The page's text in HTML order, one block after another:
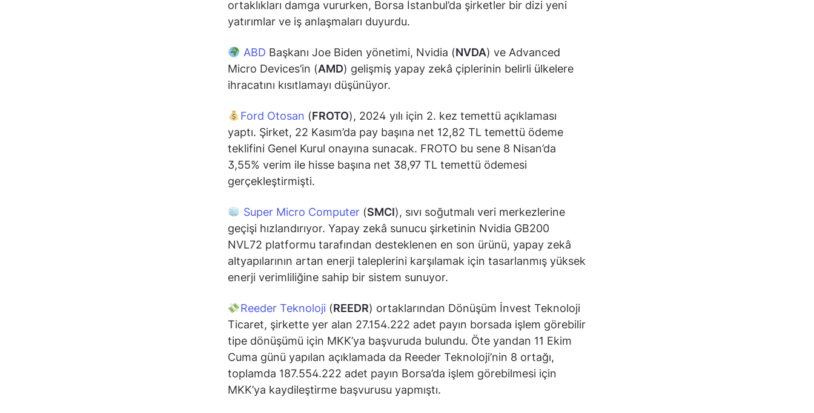
ortaklıkları damga vururken, Borsa İstanbul’da şirketler bir dizi yeni
yatırımlar ve iş anlaşmaları duyurdu.
ABD Başkanı Joe Biden yönetimi, Nvidia (NVDA) ve Advanced
Micro Devices’in (AMD) gelişmiş yapay zekâ çiplerinin belirli ülkelere
ihracatını kısıtlamayı düşünüyor.
Ford Otosan (FROTO), 2024 yılı için 2. kez temettü açıklaması
yaptı. Şirket, 22 Kasım’da pay başına net 12,82 TL temettü ödeme
teklifini Genel Kurul onayına sunacak. FROTO bu sene 8 Nisan’da
3,55% verim ile hisse başına net 38,97 TL temettü ödemesi
gerçekleştirmişti.
Super Micro Computer(SMCI), sıvı soğutmalı veri merkezlerine
geçişi hızlandırıyor. Yapay zekâ sunucu şirketinin Nvidia GB200
NVL72 platformu tarafından desteklenen en son ürünü, yapay zekâ
altyapılarının artan enerji taleplerini karşılamak için tasarlanmış yüksek
enerji verimliliğine sahip bir sistem sunuyor.
Reeder Teknoloji (REEDR) ortaklarından Dönüşüm İnvest Teknoloji
Ticaret, şirkette yer alan 27.154.222 adet payın borsada işlem görebilir
tipe dönüşümü için MKK’ya başvuruda bulundu. Öte yandan 11 Ekim
Cuma günü yapılan açıklamada da Reeder Teknoloji’nin 8 ortağı,
toplamda 187.554.222 adet payın Borsa’da işlem görebilmesi için
MKK’ya kaydileştirme başvurusu yapmıştı.